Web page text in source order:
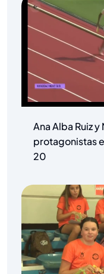
Ana Alba Ruiz
protagonistas
20